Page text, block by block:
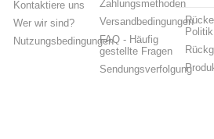
Kontaktiere uns
Wer wir sind?
Nutzungsbedingungen
Zahlungsmethoden
Versandbedingungen
FAQ - Häufig
gestellte Fragen
Sendungsverfolgung
Politik